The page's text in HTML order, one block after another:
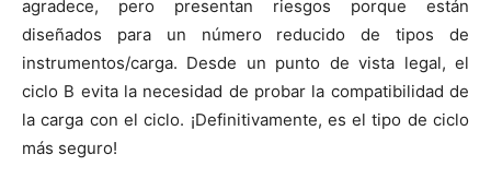
agradece, pero presentan riesgos porque están
diseñados para un número reducido de tipos de
instrumentos/carga. Desde un punto de vista legal, el
ciclo B evita la necesidad de probar la compatibilidad de
la carga con el ciclo. ¡Definitivamente, es el tipo de ciclo
más seguro!